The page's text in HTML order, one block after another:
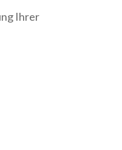
Ihrer